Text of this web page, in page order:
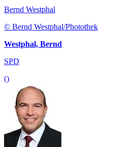
Bernd Westphal
© Bernd Westphal/Photothek
Westphal, Bernd
SPD
()